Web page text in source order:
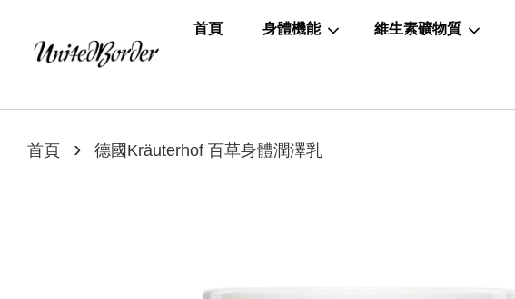
首頁 身體機能 維生素礦物質
首頁 › 德國Kräuterhof 百草身體潤澤乳